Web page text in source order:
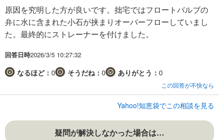
原因を究明した方が良いです。拙宅ではフロートバルブの
弁に水に含まれた小石が挟まりオーバーフローしていまし
た。最終的にストレーナーを付けました。
回答日時2026/3/5 10:27:32
なるほど： 0 そうだね： 0 ありがとう： 0
この回答が不快なら
Yahoo!知恵袋でこの相談を見る
疑問が解決しなかった場合は…